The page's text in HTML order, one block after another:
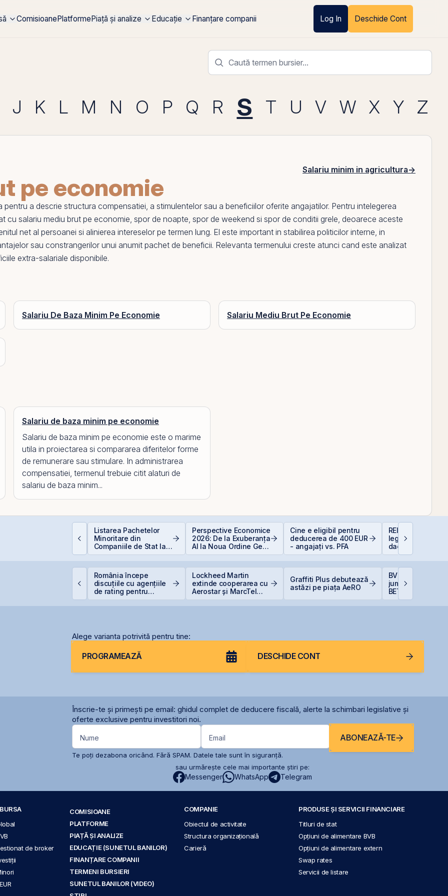
ComisioanePlatformePiață și analize Educație Finanțare companii Log In Deschide Cont
J K L M N O P Q R S T U V W X Y Z
Salariu minim in agricultura→
pe economie
a descrie structura compensatiei, a stimulentelor sau a beneficiilor oferite angajatilor. Pentru intelegerea
cu salariu mediu brut pe economie, spor de noapte, spor de weekend si spor de conditii grele, deoarece aceste
net al persoanei si alinierea intereselor pe termen lung. El este important in stabilirea politicilor interne, in
sau constrangerilor unui anumit pachet de beneficii. Relevanta termenului creste atunci cand este analizat
extra-salariale disponibile.
Salariu De Baza Minim Pe Economie Salariu Mediu Brut Pe Economie
Salariu de baza minim pe economie
Salariu de baza minim pe economie este o marime
utila in proiectarea si compararea diferitelor forme
de remunerare sau stimulare. In administrarea
compensatiei, termenul trebuie citit alaturi de
salariu de baza minim...
Listarea Pachetelor
Minoritare din
Companiile de Stat la
BVB – Soluție pentru
Perspective Economice
2026: De la Exuberanța
AI la Noua Ordine Geo-
Economică
Cine e eligibil pentru
deducerea de 400 EUR
- angajați vs. PFA
REIT-urile
legislație să fie,
dacă proiecte
sunt și banii se
România începe
discuțiile cu agențiile
de rating pentru
Lockheed Martin
extinde cooperarea cu
Aerostar și MarcTel
Graffiti Plus debutează
astăzi pe piața AeRO
BVB încheie
jumătate din
BET +33% și
capitalizare
Alege varianta potrivită pentru tine:
PROGRAMEAZĂ DESCHIDE CONT
Înscrie-te și primești pe email: ghidul complet de deducere fiscală, alerte la schimbari legislative și
oferte exclusive pentru investitori noi.
Nume Email ABONEAZĂ-TE
Te poți dezabona oricând. Fără SPAM. Datele tale sunt în siguranță.
sau urmărește cele mai importante știri pe:
Messenger WhatsApp Telegram
de broker
COMISIOANE
PLATFORME
PIAȚĂ ȘI ANALIZE
EDUCAȚIE (SUNETUL BANILOR)
FINANȚARE COMPANII
TERMENI BURSIERI
SUNETUL BANILOR (VIDEO)
COMPANIE
Obiectul de activitate
Structura organizațională
Carieră
PRODUSE ȘI SERVICII FINANCIARE
Titluri de stat
Opțiuni de alimentare BVB
Opțiuni de alimentare extern
Swap rates
Servicii de listare